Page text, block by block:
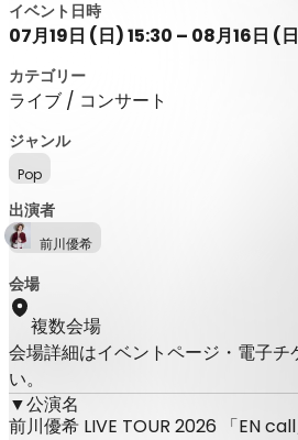
イベント日時
07月19日 (日) 15:30 – 08月16日 (
カテゴリー
ライブ / コンサート
ジャンル
Pop
出演者
前川優希
会場
複数会場
会場詳細はイベントページ・電子チ
い。
▼公演名
前川優希 LIVE TOUR 2026 「EN call